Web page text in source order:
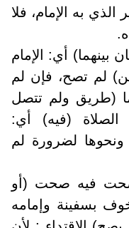
به الإمام، فلا
بينهما) أي: الإمام
لم تصح، فإن لم
(طريق ولم تتصل
(فيه) أي:
ونحوها لضرورة لم
فيه صحت (أو
بسفينة وإمامه